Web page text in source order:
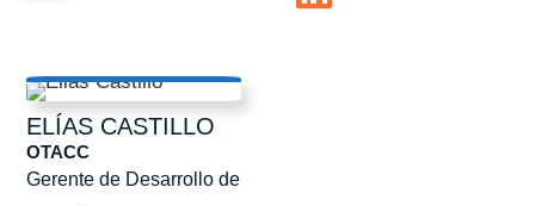
ELÍAS CASTILLO
Gerente de Desarrollo de
OTACC